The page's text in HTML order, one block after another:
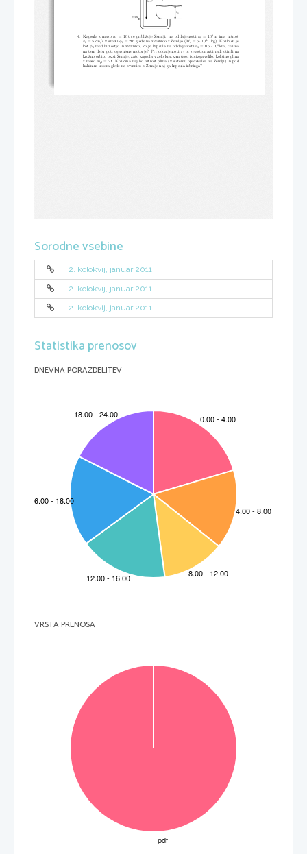
h
h =?
ventil
4.  Kapsula z maso m =  10 t se pribliˇzuje Zemlji:  na oddaljenosti r0 =  108 m ima hitrost
v0 = 5 km/s v smeri φ0 = 20◦ glede na zveznico z Zemljo (Mz = 6 ·1024
kg).  Kolikˇsen je
kot φ1 med hitrostjo in zveznico, ko je kapsula na oddaljenosti r1 = 0.5 · 108 km, ˇce ima
na tem delu poti ugasnjene motorje?  Pri oddaljenosti r1 bi se astronavti radi utirili na
kroˇzno orbito okoli Zemlje, zato kapsula v zelo kratkem ˇcasu izbrizga veliko koliˇcino plina
z maso mpl = 2 t.  Kolikˇsna naj bo hitrost plina (v sistemu opazovalca na Zemlji) in pod
kakˇsnim kotom glede na zveznico z Zemljo naj ga kapsula izbrizga?
Sorodne vsebine
2. kolokvij, januar 2011
2. kolokvij, januar 2011
2. kolokvij, januar 2011
Statistika prenosov
DNEVNA PORAZDELITEV
VRSTA PRENOSA